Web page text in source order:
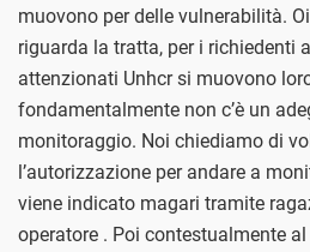
muovono per delle vulnerabilità.
riguarda la tratta, per i richiedenti
attenzionati Unhcr si muovono
fondamentalmente non c’è un
monitoraggio. Noi chiediamo di
l’autorizzazione per andare a
viene indicato magari tramite
operatore . Poi contestualmente